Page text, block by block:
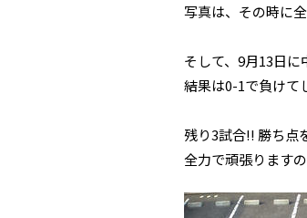
写真は、その時に
そして、9月13日に
結果は0-1で負けて
残り3試合!! 勝ち点
全力で頑張ります